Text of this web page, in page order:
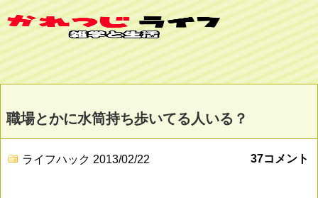
職場とかに水筒持ち歩いてる人いる？
ライフハック 2013/02/22 37コメント